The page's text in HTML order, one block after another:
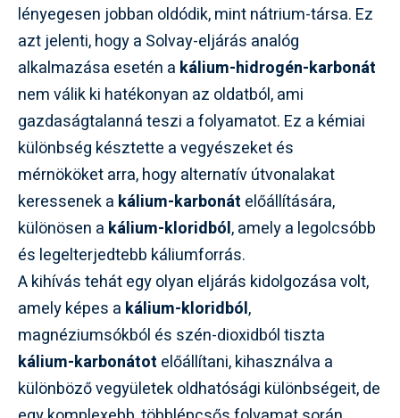
lényegesen jobban oldódik, mint nátrium-társa. Ez
azt jelenti, hogy a Solvay-eljárás analóg
alkalmazása esetén a kálium-hidrogén-karbonát
nem válik ki hatékonyan az oldatból, ami
gazdaságtalanná teszi a folyamatot. Ez a kémiai
különbség késztette a vegyészeket és
mérnököket arra, hogy alternatív útvonalakat
keressenek a kálium-karbonát előállítására,
különösen a kálium-kloridból, amely a legolcsóbb
és legelterjedtebb káliumforrás.
A kihívás tehát egy olyan eljárás kidolgozása volt,
amely képes a kálium-kloridból,
magnéziumsókból és szén-dioxidból tiszta
kálium-karbonátot előállítani, kihasználva a
különböző vegyületek oldhatósági különbségeit, de